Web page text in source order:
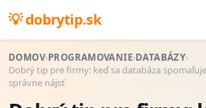
dobrytip.sk
DOMOV›PROGRAMOVANIE›DATABÁZY›
Dobrý tip pre firmy: keď sa databáza
správne nájsť